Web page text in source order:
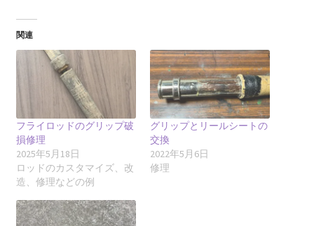
関連
フライロッドのグリップ破
損修理
2025年5月18日
ロッドのカスタマイズ、改
造、修理などの例
グリップとリールシートの
交換
2022年5月6日
修理